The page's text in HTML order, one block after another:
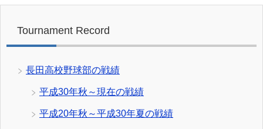
Tournament Record
長田高校野球部の戦績
平成30年秋～現在の戦績
平成20年秋～平成30年夏の戦績